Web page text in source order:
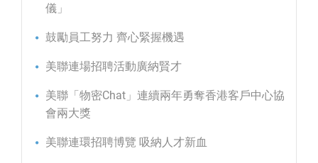
儀」
鼓勵員工努力 齊心緊握機遇
美聯連場招聘活動廣納賢才
美聯「物密Chat」連續兩年勇奪香港客戶中心協
會兩大獎
美聯連環招聘博覽 吸納人才新血